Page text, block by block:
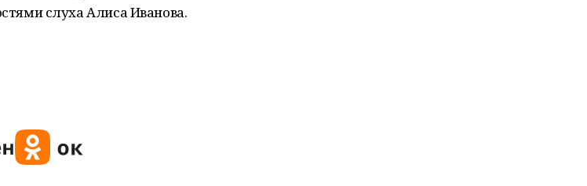
слуха Алиса Иванова.